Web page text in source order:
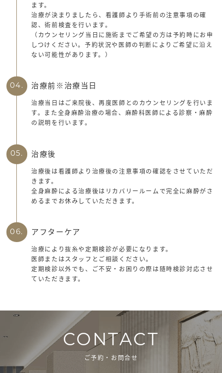
ます。
治療が決まりましたら、看護師より手術前の注意事項の確
認、術前検査を行います。
（カウンセリング当日に施術までご希望の方は予約時にお申
しつけください。予約状況や医師の判断によりご希望に沿え
ない可能性があります。）
04. 治療前※治療当日
治療当日はご来院後、再度医師とのカウンセリングを行いま
す。また全身麻酔治療の場合、麻酔科医師による診察・麻酔
の説明を行います。
05. 治療後
治療後は看護師より治療後の注意事項の確認をさせていただ
きます。
全身麻酔による治療後はリカバリールームで完全に麻酔がさ
めるまでお休みしていただきます。
06. アフターケア
治療により抜糸や定期検診が必要になります。
医師またはスタッフとご相談ください。
定期検診以外でも、ご不安・お困りの際は随時検診対応させ
ていただきます。
CONTACT
ご予約・お問合せ